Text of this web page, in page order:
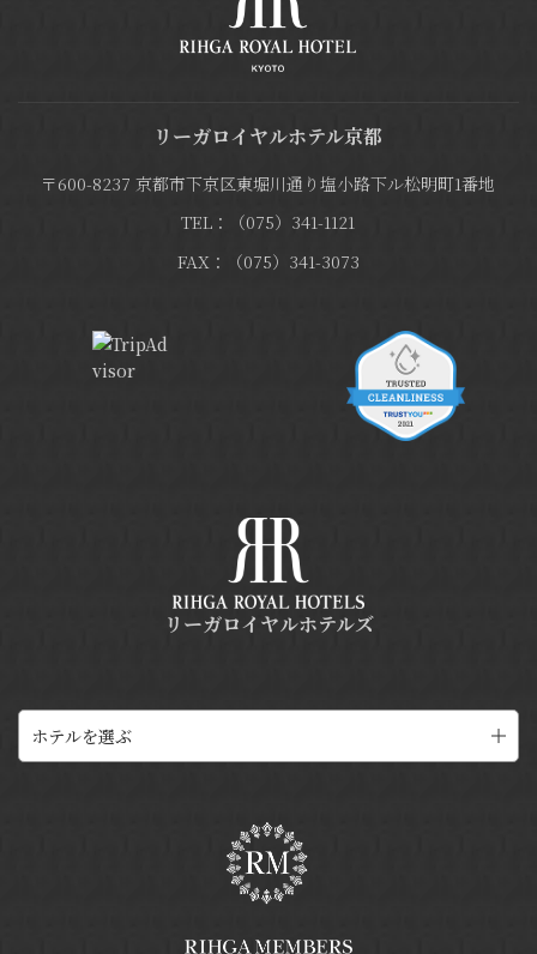
リーガロイヤルホテル京都
〒600-8237 京都市下京区東堀川通り塩小路下ル松明町1番地
TEL：（075）341-1121
FAX：（075）341-3073
リーガロイヤルホテルズ
ホテルを選ぶ